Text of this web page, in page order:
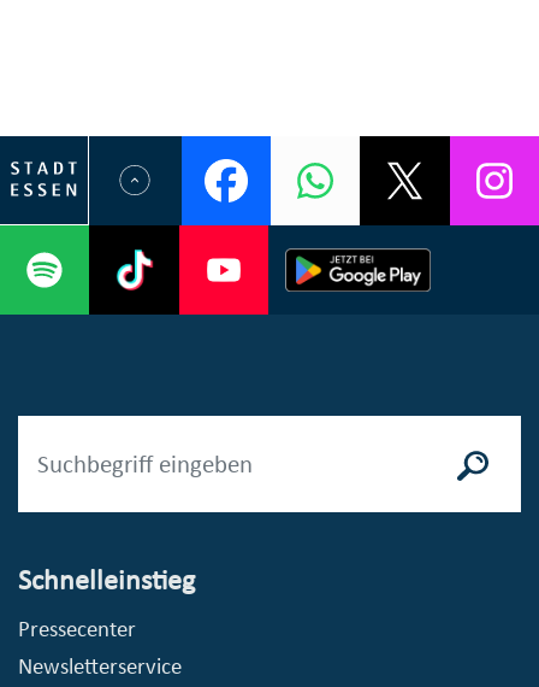
Schnelleinstieg
Pressecenter
Newsletterservice